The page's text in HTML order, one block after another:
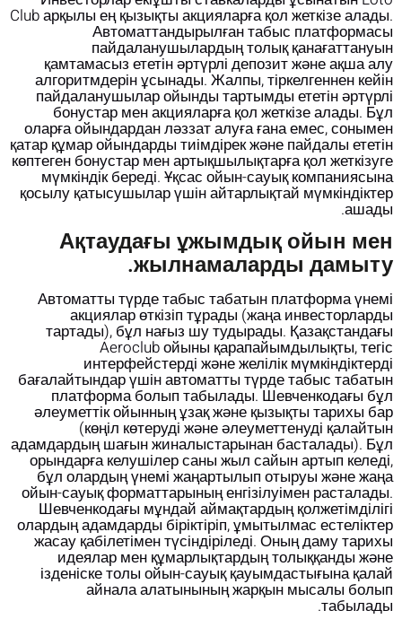
Club арқылы ең қызықты акцияларға қол жеткізе алады.
Автоматтандырылған табыс платформасы
пайдаланушылардың толық қанағаттануын
қамтамасыз ететін әртүрлі депозит және ақша алу
алгоритмдерін ұсынады. Жалпы, тіркелгеннен кейін
пайдаланушылар ойынды тартымды ететін әртүрлі
бонустар мен акцияларға қол жеткізе алады. Бұл
оларға ойындардан ләззат алуға ғана емес, сонымен
қатар құмар ойындарды тиімдірек және пайдалы ететін
көптеген бонустар мен артықшылықтарға қол жеткізуге
мүмкіндік береді. Ұқсас ойын-сауық компаниясына
қосылу қатысушылар үшін айтарлықтай мүмкіндіктер
ашады.
Ақтаудағы ұжымдық ойын мен
жылнамаларды дамыту.
Автоматты түрде табыс табатын платформа үнемі
акциялар өткізіп тұрады (жаңа инвесторларды
тартады), бұл нағыз шу тудырады. Қазақстандағы
Aeroclub ойыны қарапайымдылықты, тегіс
интерфейстерді және желілік мүмкіндіктерді
бағалайтындар үшін автоматты түрде табыс табатын
платформа болып табылады. Шевченкодағы бұл
әлеуметтік ойынның ұзақ және қызықты тарихы бар
(көңіл көтеруді және әлеуметтенуді қалайтын
адамдардың шағын жиналыстарынан басталады). Бұл
орындарға келушілер саны жыл сайын артып келеді,
бұл олардың үнемі жаңартылып отыруы және жаңа
ойын-сауық форматтарының енгізілуімен расталады.
Шевченкодағы мұндай аймақтардың қолжетімділігі
олардың адамдарды біріктіріп, ұмытылмас естеліктер
жасау қабілетімен түсіндіріледі. Оның даму тарихы
идеялар мен құмарлықтардың толыққанды және
ізденіске толы ойын-сауық қауымдастығына қалай
айнала алатынының жарқын мысалы болып
табылады.